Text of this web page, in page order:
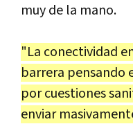
muy de la mano.
"La conectividad
barrera pensando
por cuestiones
enviar